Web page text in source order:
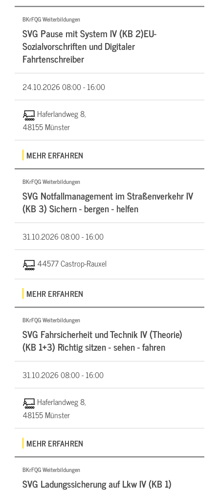
BKrFQG Weiterbildungen
SVG Pause mit System IV (KB 2)EU-
Sozialvorschriften und Digitaler
Fahrtenschreiber
24.10.202608:00 - 16:00
Haferlandweg 8,
48155 Münster
MEHR ERFAHREN
BKrFQG Weiterbildungen
SVG Notfallmanagement im Straßenverkehr IV
(KB 3) Sichern - bergen - helfen
31.10.202608:00 - 16:00
44577 Castrop-Rauxel
MEHR ERFAHREN
BKrFQG Weiterbildungen
SVG Fahrsicherheit und Technik IV (Theorie)
(KB 1+3) Richtig sitzen - sehen - fahren
31.10.202608:00 - 16:00
Haferlandweg 8,
48155 Münster
MEHR ERFAHREN
BKrFQG Weiterbildungen
SVG Ladungssicherung auf Lkw IV (KB 1)